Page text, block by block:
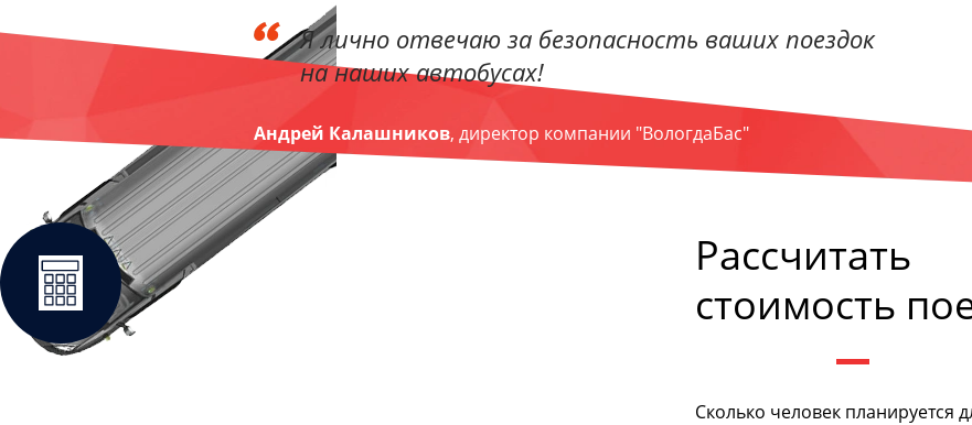
Я лично отвечаю за безопасность ваших поездок
на наших автобусах!
Андрей Калашников, директор компании "ВологдаБас"
Рассчитать
стоимость
Сколько человек планируется